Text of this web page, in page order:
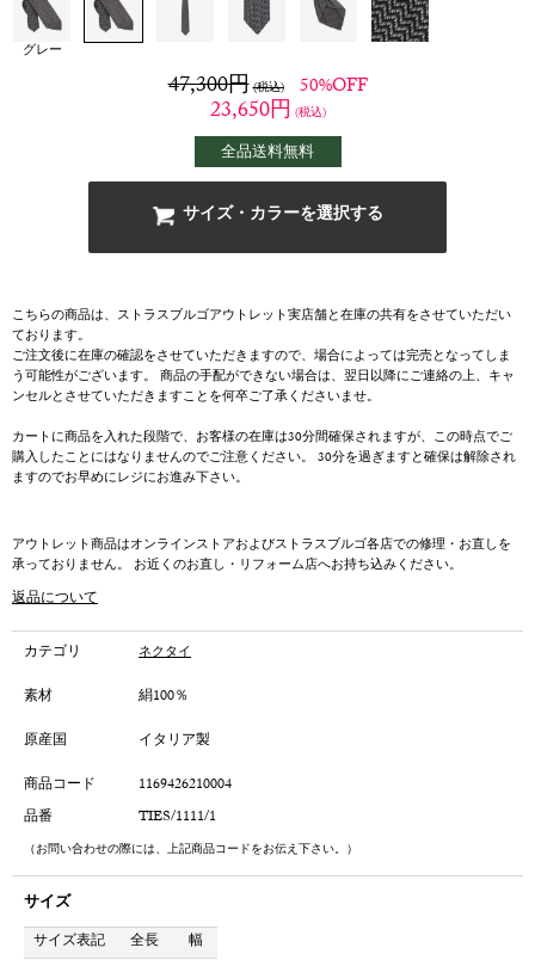
グレー
47,300円(税込) 50%OFF
23,650円 (税込)
全品送料無料
サイズ・カラーを選択する
こちらの商品は、ストラスブルゴアウトレット実店舗と在庫の共有をさせていただい
ております。
ご注文後に在庫の確認をさせていただきますので、場合によっては完売となってしま
う可能性がございます。 商品の手配ができない場合は、翌日以降にご連絡の上、キャ
ンセルとさせていただきますことを何卒ご了承くださいませ。
カートに商品を入れた段階で、お客様の在庫は30分間確保されますが、この時点でご
購入したことにはなりませんのでご注意ください。 30分を過ぎますと確保は解除され
ますのでお早めにレジにお進み下さい。
アウトレット商品はオンラインストアおよびストラスブルゴ各店での修理・お直しを
承っておりません。 お近くのお直し・リフォーム店へお持ち込みください。
返品について
カテゴリ ネクタイ
素材
絹100％
原産国
イタリア製
商品コード
1169426210004
品番
TIES/1111/1
（お問い合わせの際には、上記商品コードをお伝え下さい。）
サイズ
サイズ表記 全長
幅